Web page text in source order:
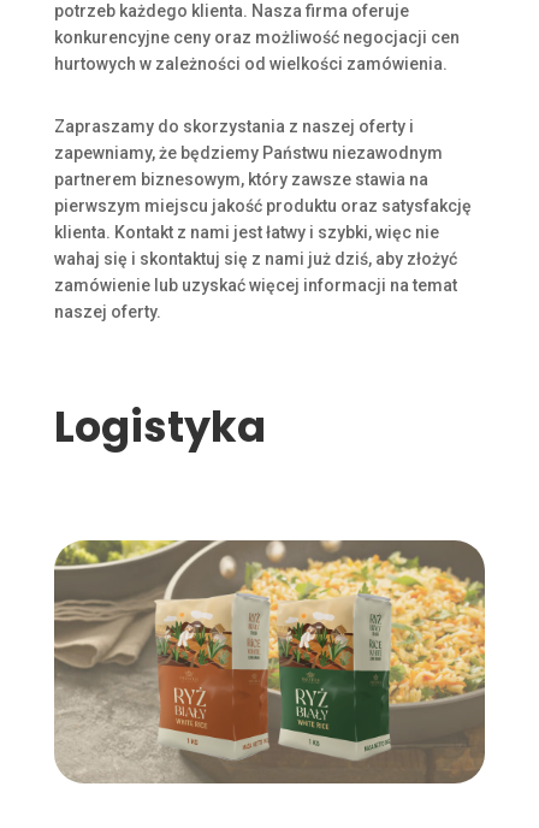
potrzeb każdego klienta. Nasza firma oferuje
konkurencyjne ceny oraz możliwość negocjacji cen
hurtowych w zależności od wielkości zamówienia.
Zapraszamy do skorzystania z naszej oferty i
zapewniamy, że będziemy Państwu niezawodnym
partnerem biznesowym, który zawsze stawia na
pierwszym miejscu jakość produktu oraz satysfakcję
klienta. Kontakt z nami jest łatwy i szybki, więc nie
wahaj się i skontaktuj się z nami już dziś, aby złożyć
zamówienie lub uzyskać więcej informacji na temat
naszej oferty.
Logistyka